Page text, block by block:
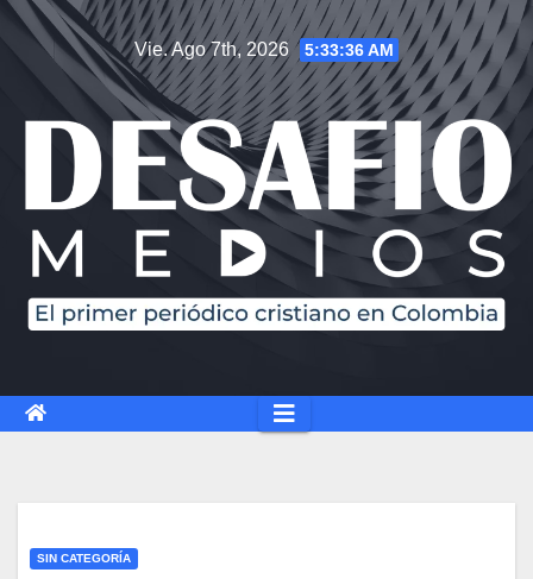
Vie. Ago 7th, 2026 5:33:37 AM
SIN CATEGORÍA